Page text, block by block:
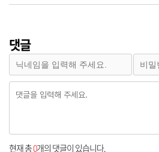
댓글
현재 총0개의 댓글이 있습니다.